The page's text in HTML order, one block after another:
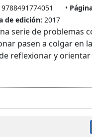
9788491774051
de edición: 2017
serie de problemas
pasen a colgar en
reflexionar y orientar